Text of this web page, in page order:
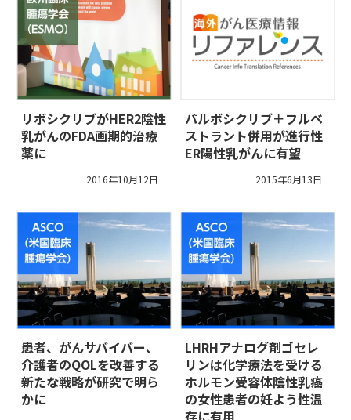
リボシクリブがHER2陰性
乳がんのFDA画期的治療
薬に
2016年10月12日
パルボシクリブ＋フルベ
ストラント併用が進行性
ER陽性乳がんに有望
2015年6月13日
患者、がんサバイバー、
介護者のQOLを改善する
新たな戦略が研究で明ら
かに
LHRHアナログ剤ゴセレ
リンは化学療法を受ける
ホルモン受容体陰性乳癌
の女性患者の妊よう性温
存に有用